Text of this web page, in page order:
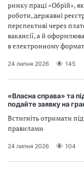
ринку праці «Обрій»,
роботи, державні
перспективі через
вакансії, а й
в електронному
24 липня 2026 145
«Власна справа» та
подайте заявку на
Встигніть отримати
правилами
24 липня 2026 104